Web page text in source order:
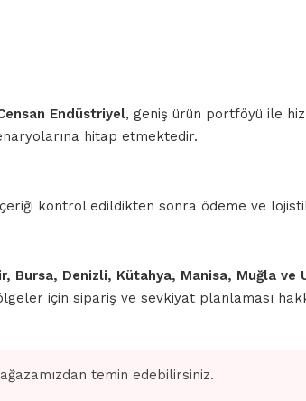
Endüstriyel, geniş ürün portföyü ile
hitap etmektedir.
kontrol edildikten sonra ödeme ve
Bursa, Denizli, Kütahya, Manisa, Muğla ve
için sipariş ve sevkiyat planlaması
temin edebilirsiniz.